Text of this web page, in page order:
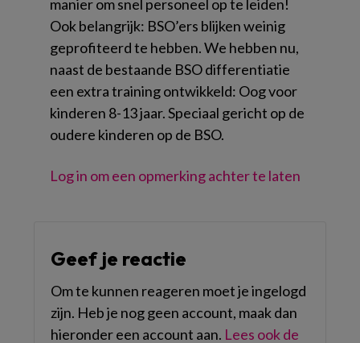
manier om snel personeel op te leiden!
Ook belangrijk: BSO’ers blijken weinig
geprofiteerd te hebben. We hebben nu,
naast de bestaande BSO differentiatie
een extra training ontwikkeld: Oog voor
kinderen 8-13 jaar. Speciaal gericht op de
oudere kinderen op de BSO.
Log in om een opmerking achter te laten
Geef je reactie
Om te kunnen reageren moet je ingelogd
zijn. Heb je nog geen account, maak dan
hieronder een account aan. Lees ook de